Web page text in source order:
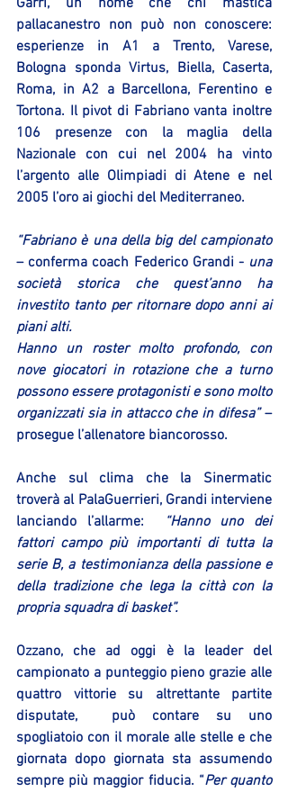
pallacanestro non può non conoscere:
esperienze in A1 a Trento, Varese,
Bologna sponda Virtus, Biella, Caserta,
Roma, in A2 a Barcellona, Ferentino e
Tortona. Il pivot di Fabriano vanta inoltre
106 presenze con la maglia della
Nazionale con cui nel 2004 ha vinto
l’argento alle Olimpiadi di Atene e nel
2005 l’oro ai giochi del Mediterraneo.
“Fabriano è una della big del campionato
– conferma coach Federico Grandi - una
società storica che quest’anno ha
investito tanto per ritornare dopo anni ai
piani alti.
Hanno un roster molto profondo, con
nove giocatori in rotazione che a turno
possono essere protagonisti e sono molto
organizzati sia in attacco che in difesa” –
prosegue l’allenatore biancorosso.
Anche sul clima che la Sinermatic
troverà al PalaGuerrieri, Grandi interviene
lanciando l’allarme:
“Hanno uno dei
fattori campo più importanti di tutta la
serie B, a testimonianza della passione e
della tradizione che lega la città con la
propria squadra di basket”.
Ozzano, che ad oggi è la leader del
campionato a punteggio pieno grazie alle
quattro vittorie su altrettante partite
disputate,  può contare su uno
spogliatoio con il morale alle stelle e che
giornata dopo giornata sta assumendo
sempre più maggior fiducia. “Per quanto